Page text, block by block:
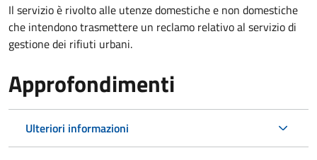
Il servizio è rivolto alle utenze domestiche e non domestiche
che intendono trasmettere un reclamo relativo al servizio di
gestione dei rifiuti urbani.
Approfondimenti
Ulteriori informazioni